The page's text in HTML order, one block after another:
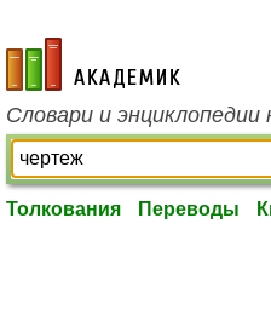
academic.ru
Словари и энциклопедии
Толкования Переводы